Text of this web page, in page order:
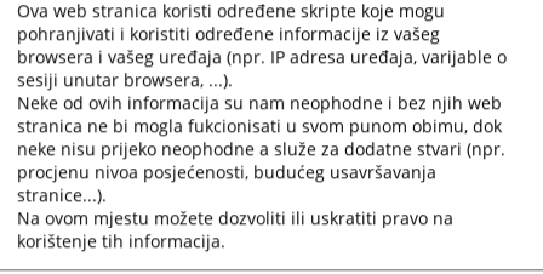
Ova web stranica koristi određene skripte koje mogu
pohranjivati i koristiti određene informacije iz vašeg
browsera i vašeg uređaja (npr. IP adresa uređaja, varijable o
sesiji unutar browsera, ...).
Neke od ovih informacija su nam neophodne i bez njih web
stranica ne bi mogla fukcionisati u svom punom obimu, dok
neke nisu prijeko neophodne a služe za dodatne stvari (npr.
procjenu nivoa posjećenosti, budućeg usavršavanja
stranice...).
Na ovom mjestu možete dozvoliti ili uskratiti pravo na
korištenje tih informacija.